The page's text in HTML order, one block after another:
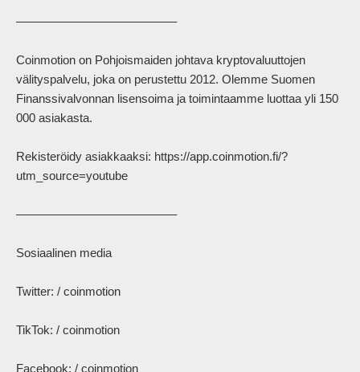
–––––––––––––––––––––––––
Coinmotion on Pohjoismaiden johtava kryptovaluuttojen
välityspalvelu, joka on perustettu 2012. Olemme Suomen
Finanssivalvonnan lisensoima ja toimintaamme luottaa yli 150
000 asiakasta.
Rekisteröidy asiakkaaksi: https://app.coinmotion.fi/?
utm_source=youtube
–––––––––––––––––––––––––
Sosiaalinen media
Twitter: / coinmotion
TikTok: / coinmotion
Facebook: / coinmotion